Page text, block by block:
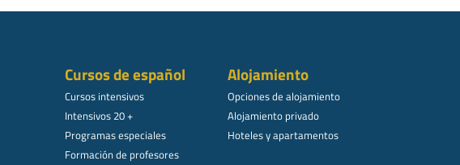
Cursos de español
Cursos intensivos
Intensivos 20 +
Programas especiales
Formación de profesores
Alojamiento
Opciones de alojamiento
Alojamiento privado
Hoteles y apartamentos